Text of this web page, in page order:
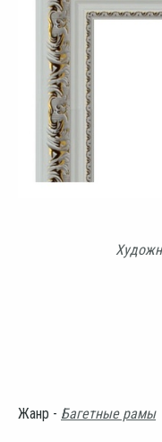
Жанр - Багетные рамы